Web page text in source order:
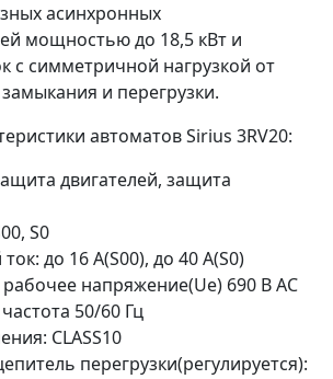
асинхронных
мощностью до 18,5 кВт и
с симметричной нагрузкой от
и перегрузки.
автоматов Sirius 3RV20:
двигателей, защита
S0
до 16 А(S00), до 40 А(S0)
напряжение(Ue) 690 В AC
50/60 Гц
CLASS10
перегрузки(регулируется):